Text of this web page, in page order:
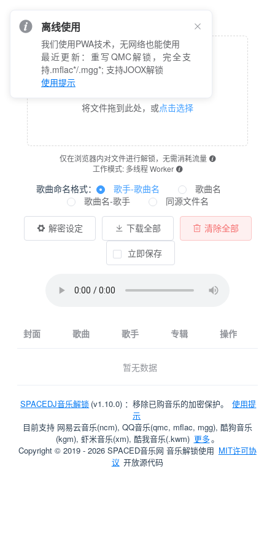
将文件拖到此处，或点击选择
仅在浏览器内对文件进行解锁，无需消耗流量
工作模式: 多线程 Worker
歌曲命名格式： 歌手-歌曲名
歌曲名
歌曲名-歌手
同源文件名
解密设定 下载全部 清除全部
立即保存
封面 歌曲 歌手 专辑 操作
暂无数据
SPACEDJ音乐解锁 (v1.10.0) ：移除已购音乐的加密保护。
使用提
示
目前支持 网易云音乐(ncm), QQ音乐(qmc, mflac, mgg), 酷狗音乐
(kgm), 虾米音乐(xm), 酷我音乐(.kwm) 更多。
Copyright © 2019 - 2026 SPACED音乐网 音乐解锁使用 MIT许可协
议 开放源代码
离线使用
我们使用PWA技术，无网络也能使用
最近更新：重写QMC解锁，完全支
持.mflac*/.mgg*; 支持JOOX解锁
使用提示